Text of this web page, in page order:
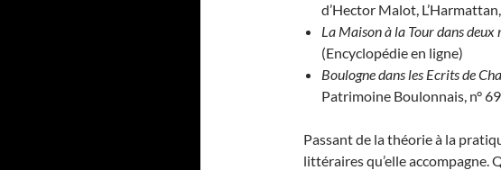
d’Hector Malot,
La Maison à la Tour dans deux
(Encyclopédie en ligne)
Boulogne dans les Ecrits de
Patrimoine Boulonnais, n°
Passant de la théorie à la
littéraires qu’elle accompagne.